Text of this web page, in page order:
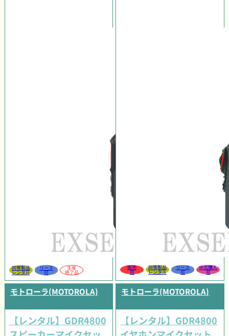
同等製品
レンタル
リース
可
生産
終了品
販売
可
同等製品
レンタル
リース
可
中古購入
可
モトローラ(MOTOROLA)
【レンタル】GDR4800
モトローラ(MOTOROLA)
【レンタル】GDR4800